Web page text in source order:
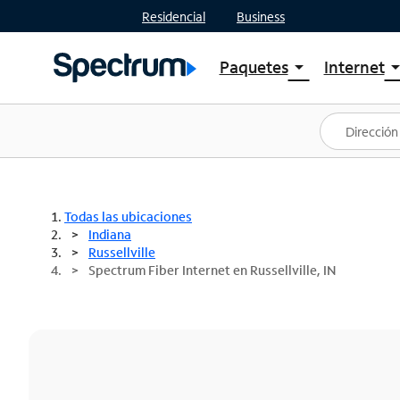
Residencial Business
Paquetesarrow_drop_down
Ver paquetes
Spectrum One
Mejores ofertas
Internetarrow_drop_down
Planes
Todas las ubicaciones
Indiana
Russellville
Spectrum Fiber Internet en Russellville, IN